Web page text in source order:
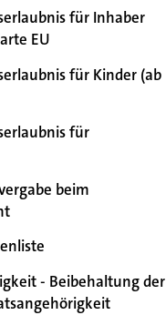
für Inhaber
EU
für Kinder (ab
für
beim
- Beibehaltung der